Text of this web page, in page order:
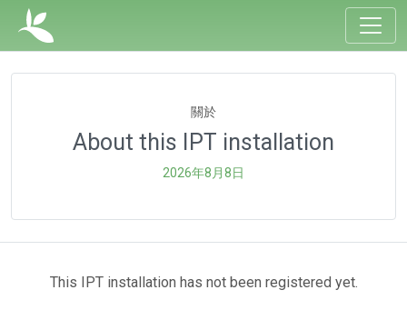
關於
About this IPT installation
2026年8月8日
This IPT installation has not been registered yet.